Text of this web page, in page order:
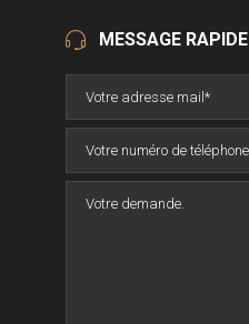
MESSAGE RAPIDE